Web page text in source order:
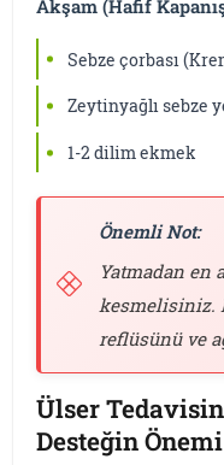
Akşam (Hafif
Sebze çorbası
Zeytinyağlı sebze
1-2 dilim ekmek
Önemli Not:
Yatmadan en
kesmelisiniz.
reflüsünü ve
Ülser
Desteğin Önemi